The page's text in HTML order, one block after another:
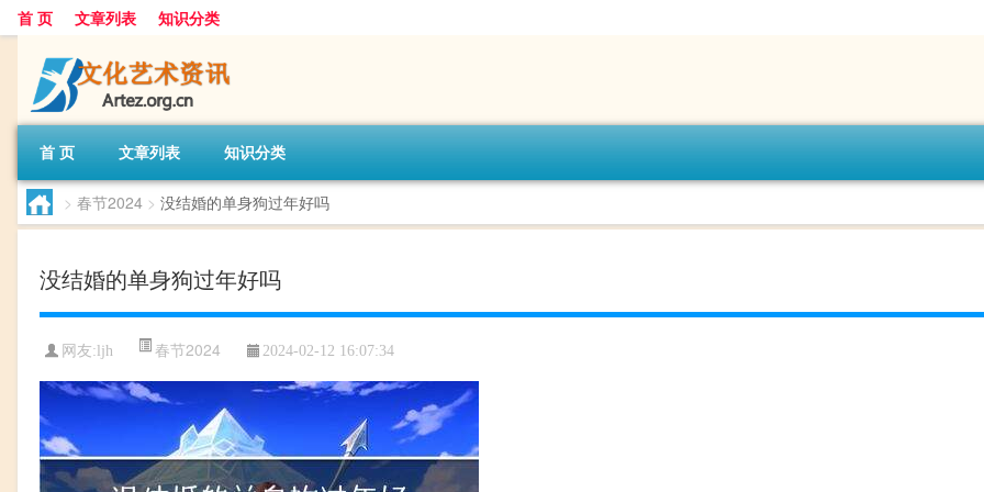
首 页 文章列表 知识分类
首 页 文章列表 知识分类
> 春节2024 > 没结婚的单身狗过年好吗
没结婚的单身狗过年好吗
网友: ljh 春节2024 2024-02-12 16:07:34